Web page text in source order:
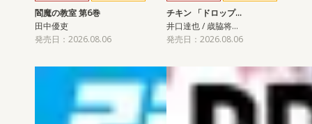
閻魔の教室 第6巻
田中優吏
発売日：2026.08.06
チキン 「ドロップ…
井口達也 / 歳脇将…
発売日：2026.08.06